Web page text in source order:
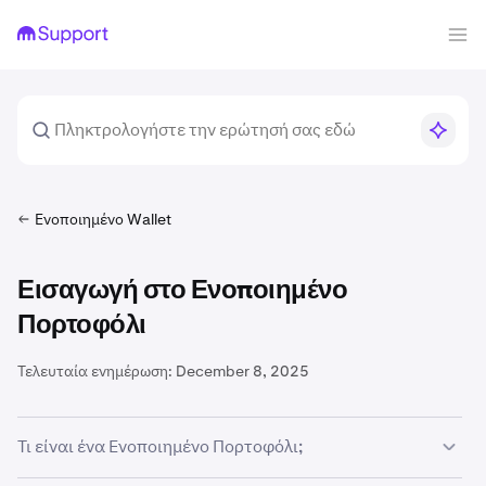
Ενοποιημένο Wallet
Εισαγωγή στο Ενοποιημένο
Πορτοφόλι
Τελευταία ενημέρωση: December 8, 2025
Τι είναι ένα Ενοποιημένο Πορτοφόλι;